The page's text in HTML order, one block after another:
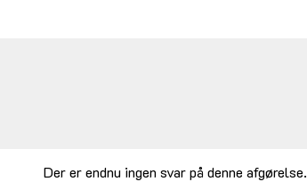
Der er endnu ingen svar på denne afgørelse.